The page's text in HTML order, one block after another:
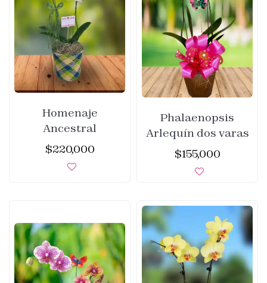
Homenaje
Ancestral
$220,000
Phalaenopsis
Arlequín dos varas
$155,000